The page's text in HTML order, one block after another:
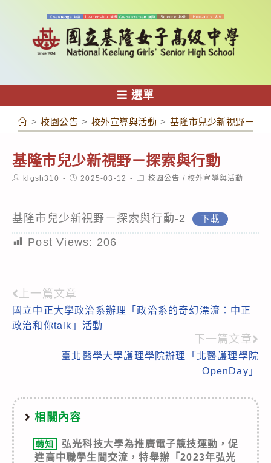
容
選單
> 校園公告 > 校外宣導與活動 > 基隆市兒少新視野－探
基隆市兒少新視野－探索與行動
Postklgsh310
Post2025-03-12
Post校園公告 / 校外宣導與活動
基隆市兒少新視野－探索與行動-2 下載
Post Views: 206
Read
more
上一篇文章
國立中正大學政治系辦理「政治系的奇幻漂流：中正
政治和你talk」活動
下一篇文章
臺北醫學大學護理學院辦理「北醫護理學院
OpenDay」
相關內容
轉知
弘光科技大學為推廣電子競技運動，促
進高中職學生間交流，特舉辦「2023年弘光